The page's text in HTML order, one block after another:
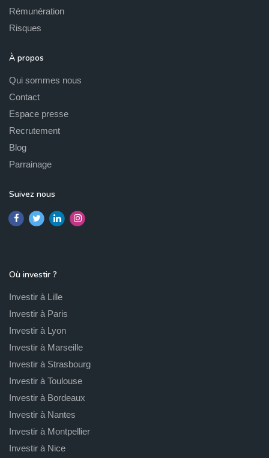
Rémunération
Risques
À propos
Qui sommes nous
Contact
Espace presse
Recrutement
Blog
Parrainage
Suivez nous
Où investir ?
Investir à Lille
Investir à Paris
Investir à Lyon
Investir à Marseille
Investir à Strasbourg
Investir à Toulouse
Investir à Bordeaux
Investir à Nantes
Investir à Montpellier
Investir à Nice